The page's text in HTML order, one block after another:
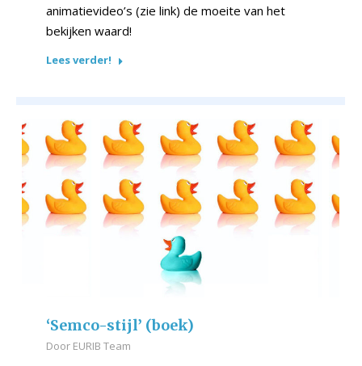
animatievideo’s (zie link) de moeite van het
bekijken waard!
Lees verder!
‘Semco-stijl’ (boek)
Door EURIB Team